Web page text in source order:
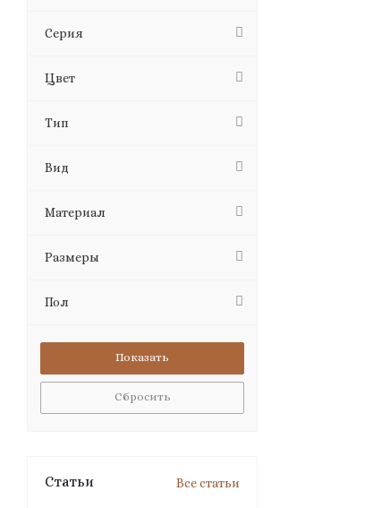
Серия
Цвет
Тип
Вид
Материал
Размеры
Пол
Сбросить
Статьи Все статьи